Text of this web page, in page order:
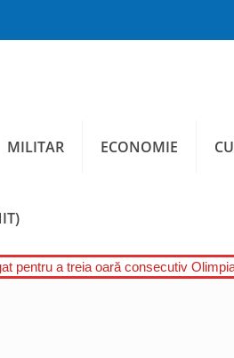
MILITAR ECONOMIE
pentru a treia oară consecutiv